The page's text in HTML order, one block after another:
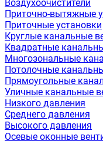
Воздухоочистители
Приточно-вытяжные
Приточные установки
Круглые канальные
Квадратные
Многозональные
Потолочные
Прямоугольные
Уличные канальные
Низкого давления
Среднего давления
Высокого давления
Осевые оконные